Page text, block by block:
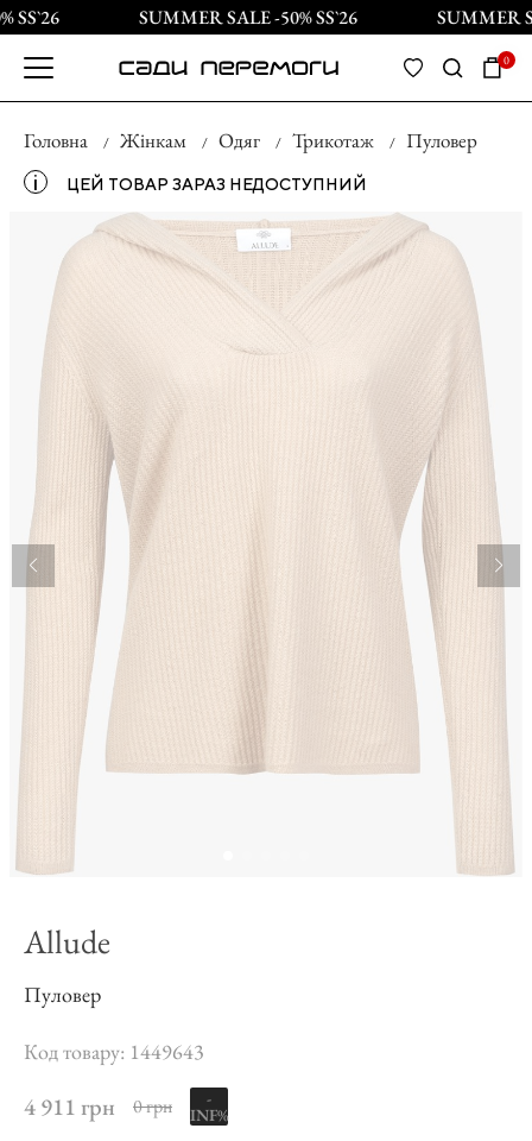
SUMMER SALE -50% SS`26 SUMMER
0
Головна Жінкам Одяг Трикотаж Пуловер
і ЦЕЙ ТОВАР ЗАРАЗ НЕДОСТУПНИЙ
Allude
Пуловер
Код товару: 1449643
4 911 грн 0 грн -
INF%